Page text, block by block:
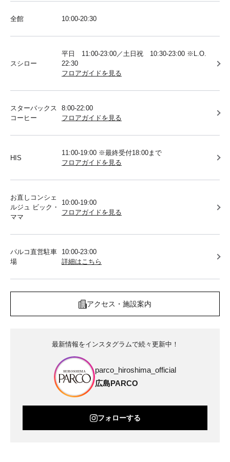
全館 10:00-20:30
スシロー
平日 11:00-23:00／土日祝 10:30-23:00 ※L.O.
22:30
フロアガイドを見る
スターバックス
コーヒー
8:00-22:00
フロアガイドを見る
HIS
11:00-19:00 ※最終受付18:00まで
フロアガイドを見る
お直しコンシェ
ルジュ ビック・
ママ
10:00-19:00
フロアガイドを見る
パルコ直営駐車
場
10:00-23:00
詳細はこちら
アクセス・施設案内
最新情報をインスタグラムで続々更新中！
parco_hiroshima_official
広島PARCO
フォローする